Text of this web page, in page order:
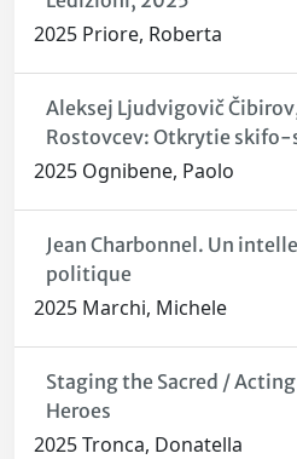
2025 Priore, Roberta
Aleksej Ljudvigovič
Rostovcev: Otkrytie
2025 Ognibene, Paolo
Jean Charbonnel. Un
politique
2025 Marchi, Michele
Staging the Sacred /
Heroes
2025 Tronca, Donatella